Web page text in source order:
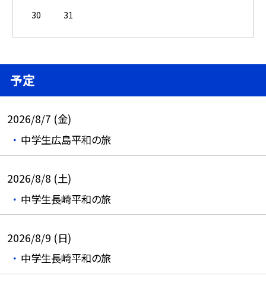
30
31
予定
2026/8/7 (金)
中学生広島平和の旅
2026/8/8 (土)
中学生長崎平和の旅
2026/8/9 (日)
中学生長崎平和の旅